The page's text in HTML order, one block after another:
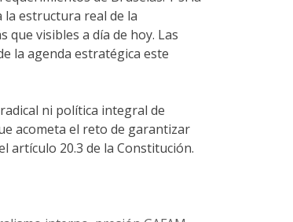
estructura real de la
visibles a día de hoy. Las
la agenda estratégica este
ni política integral de
acometa el reto de garantizar
artículo 20.3 de la Constitución.